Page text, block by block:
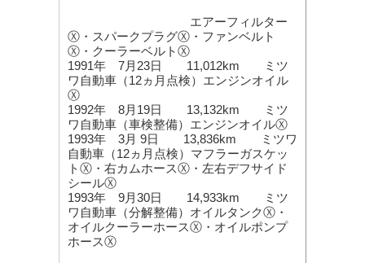
エアーフィルター
Ⓧ・スパークプラグⓍ・ファンベルト
Ⓧ・クーラーベルトⓍ
1991年 7月23日 11,012km ミツ
ワ自動車（12ヵ月点検）エンジンオイル
Ⓧ
1992年 8月19日 13,132km ミツ
ワ自動車（車検整備）エンジンオイルⓍ
1993年 3月 9日 13,836km ミツワ
自動車（12ヵ月点検）マフラーガスケッ
トⓍ・右カムホースⓍ・左右デフサイド
シールⓍ
1993年 9月30日 14,933km ミツ
ワ自動車（分解整備）オイルタンクⓍ・
オイルクーラーホースⓍ・オイルポンプ
ホースⓍ